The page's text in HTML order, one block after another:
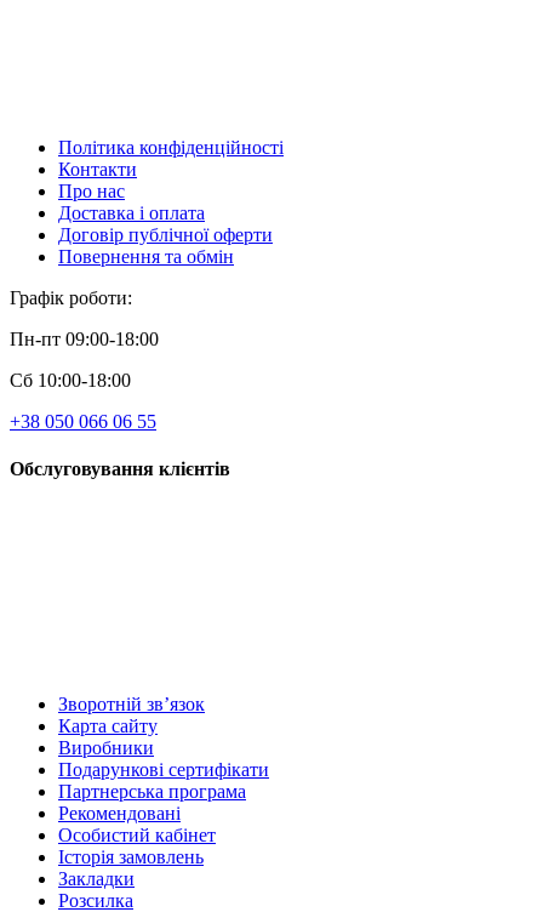
Політика конфіденційності
Контакти
Про нас
Доставка і оплата
Договір публічної оферти
Повернення та обмін
Графік роботи:
Пн-пт 09:00-18:00
Сб 10:00-18:00
+38 050 066 06 55
Обслуговування клієнтів
Зворотній зв’язок
Карта сайту
Виробники
Подарункові сертифікати
Партнерська програма
Рекомендовані
Особистий кабінет
Історія замовлень
Закладки
Розсилка